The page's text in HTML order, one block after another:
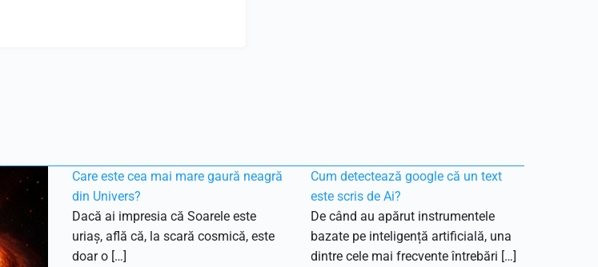
Care este cea mai mare gaură neagră
din Univers?
Dacă ai impresia că Soarele este
uriaș, află că, la scară cosmică, este
doar o […]
Cum detectează google că un text
este scris de Ai?
De când au apărut instrumentele
bazate pe inteligență artificială, una
dintre cele mai frecvente întrebări […]